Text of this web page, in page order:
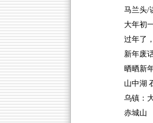
马兰头/
大年初
过年了
新年废
晒晒新
山中湖
乌镇：
赤城山